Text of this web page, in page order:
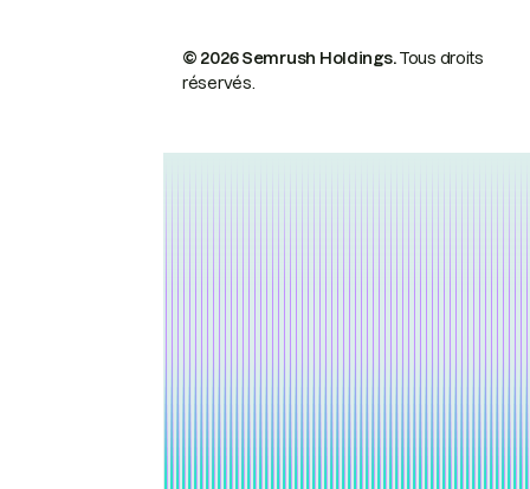
© 2026 Semrush Holdings.Tous droits
réservés.